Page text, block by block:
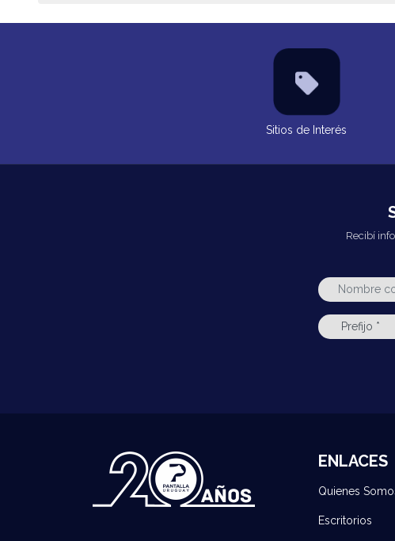
Sitios de Interés
Recibí
ENLACES
Quienes
Escritorios